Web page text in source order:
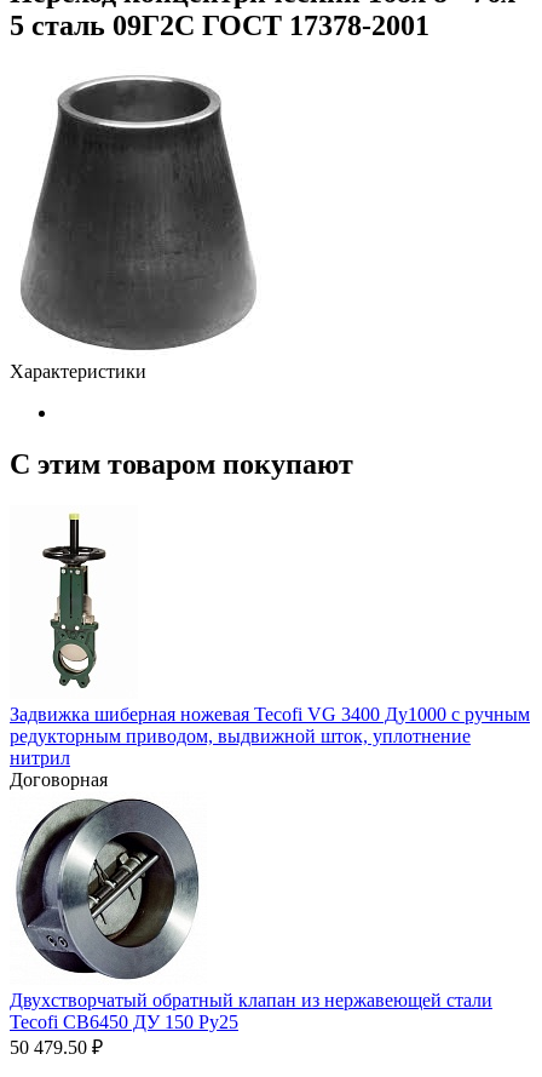
5 сталь 09Г2С ГОСТ 17378-2001
Характеристики
С этим товаром покупают
Задвижка шиберная ножевая Tecofi VG 3400 Ду1000 с ручным
редукторным приводом, выдвижной шток, уплотнение
нитрил
Договорная
Двухстворчатый обратный клапан из нержавеющей стали
Tecofi CB6450 ДУ 150 Ру25
50 479.50 ₽